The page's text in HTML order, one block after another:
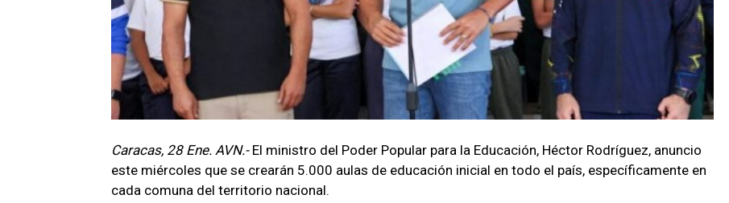
Caracas, 28 Ene. AVN.- El ministro del Poder Popular para la Educación, Héctor Rodríguez, anuncio
este miércoles que se crearán 5.000 aulas de educación inicial en todo el país, específicamente en
cada comuna del territorio nacional.